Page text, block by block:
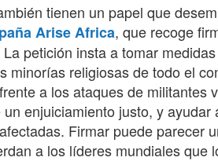
tienen un papel que
Arise Africa, que recoge
petición insta a tomar
minorías religiosas de todo el
a los ataques de militantes
enjuiciamiento justo, y
Firmar puede parecer
a los líderes mundiales que